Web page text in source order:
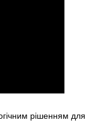
рішенням для